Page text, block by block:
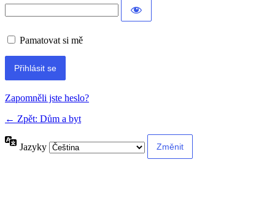
Pamatovat si mě
Alternative:
Zapomněli jste heslo?
← Zpět: Dům a byt
Jazyky